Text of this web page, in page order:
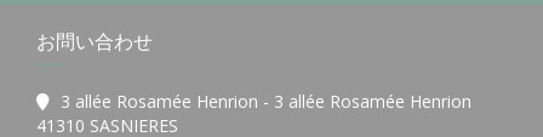
お問い合わせ
3 allée Rosamée Henrion - 3 allée Rosamée Henrion
41310 SASNIERES